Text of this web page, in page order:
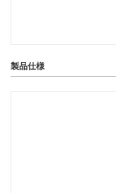
製品仕様